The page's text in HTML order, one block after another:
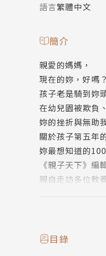
語言繁體中文
簡介
親愛的媽媽，
現在的妳，好嗎？
孩子老是騎到妳
在幼兒園被欺負
妳的挫折與無助
關於孩子第五年
妳最想知道的
《親子天下》編
親自走訪多位教
被孩子負向行為
目錄